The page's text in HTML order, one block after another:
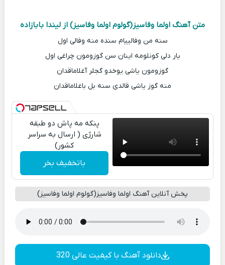
متن آهنگ اولما وفاسیز(گولوم اولما وفاسیز) از لیندا بابازاده
سنه من وفالییام سنده منه وفالی اول
یار دلی کونلومه اینان سن گوزومون چراغی اول
گوزومون یاشی یوخدو گجلر آغلاماقدان
منه گوز یاشی قالدی سنه بل باغلاماقدان
پنکه مه پاش دو طبقه
شارژی ( ارسال به سراسر
کشور)
باتخفیف بخر
پخش آنلاین آهنگ اولما وفاسیز(گولوم اولما وفاسیز)
دانلود آهنگ با کیفیت عالی 320